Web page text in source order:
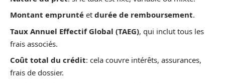
Montant emprunté et durée de remboursement.
Taux Annuel Effectif Global (TAEG), qui inclut tous les
frais associés.
Coût total du crédit: cela couvre intérêts, assurances,
frais de dossier.